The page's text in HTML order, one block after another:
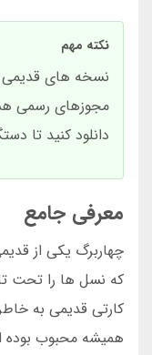
نکته مهم
مجوزهای رسمی
دانلود کنید تا
معرفی جامع
چهاربرگ یکی از
کارتی قدیمی به
همیشه محبوب بوده